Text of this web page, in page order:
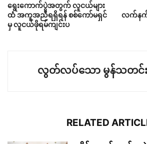
ရွေးကောက်ပွဲအတွက် လူငယ်များ
ထံ အကူအညီရရှိရန် စစ်ကော်မရှင်
မှ လူငယ်ဖိုရမ်ကျင်းပ
လက်နက်
လွတ်လပ်သော မွန်သတင်း
RELATED